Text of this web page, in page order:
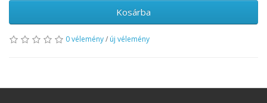
Kosárba
0 vélemény/ új vélemény